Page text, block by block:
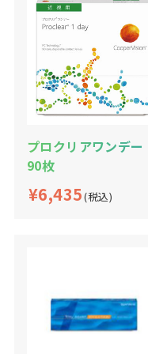
プロクリアワンデー
90枚
¥6,435(税込)